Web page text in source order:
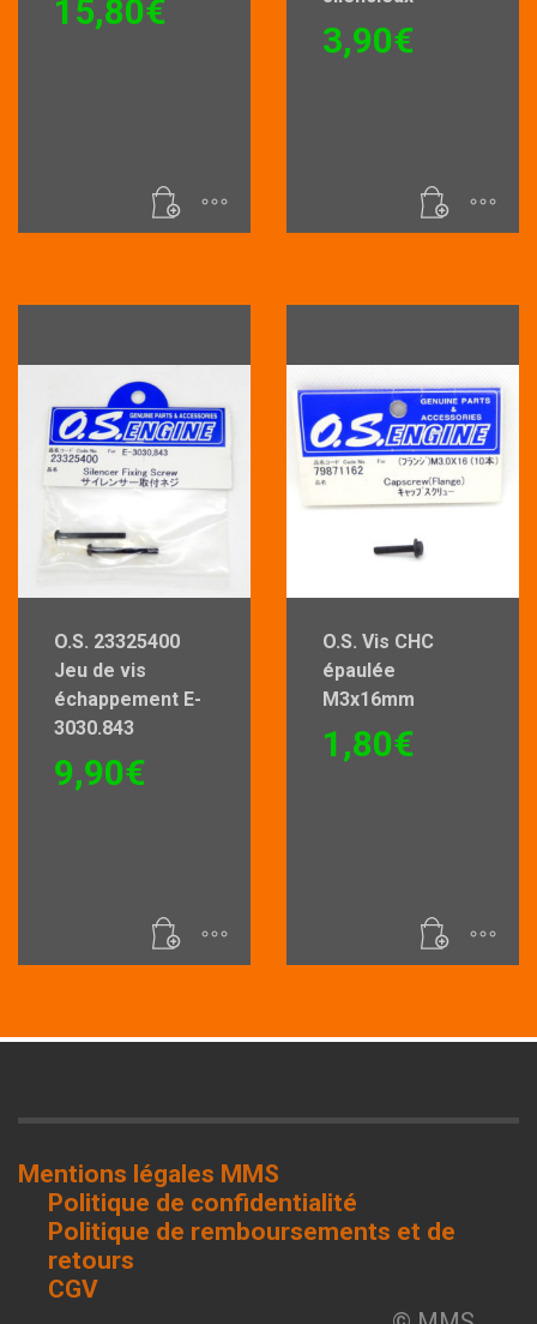
15,80€
3,90€
O.S. 23325400
Jeu de vis
échappement E-
3030.843
9,90€
O.S. Vis CHC
épaulée
M3x16mm
1,80€
Mentions légales MMS
Politique de confidentialité
Politique de remboursements et de
retours
CGV